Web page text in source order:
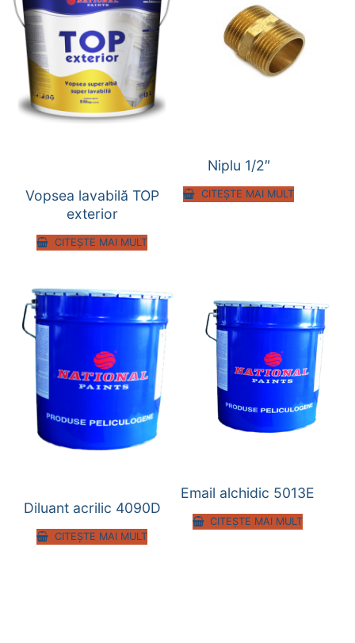
Vopsea lavabilă TOP
exterior
CITEȘTE MAI MULT
Niplu 1/2″
CITEȘTE MAI MULT
Diluant acrilic 4090D
CITEȘTE MAI MULT
Email alchidic 5013E
CITEȘTE MAI MULT